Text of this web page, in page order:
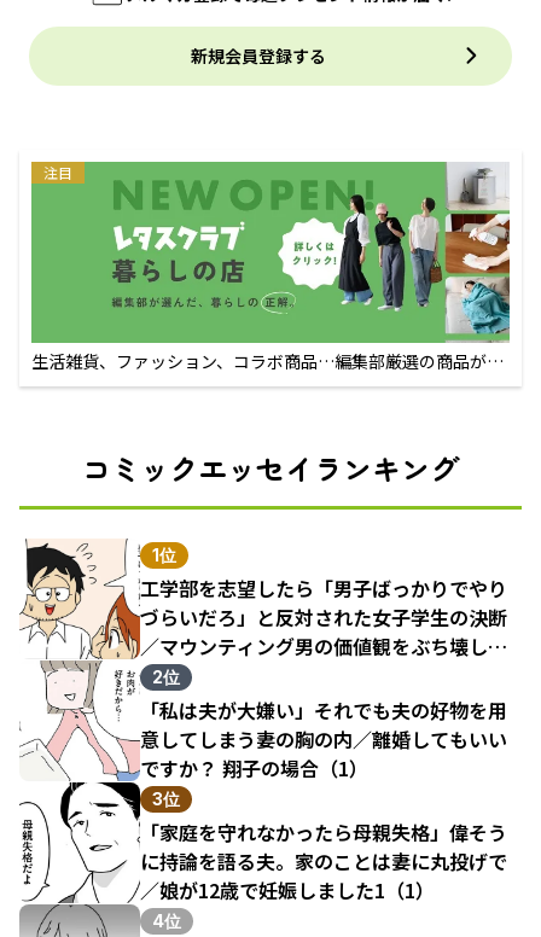
新規会員登録する
注目
生活雑貨、ファッション、コラボ商品…編集部厳選の商品が買
えるECサイト
コミックエッセイランキング
1位
工学部を志望したら「男子ばっかりでやり
づらいだろ」と反対された女子学生の決断
／マウンティング男の価値観をぶち壊した
結果（1）
2位
「私は夫が大嫌い」それでも夫の好物を用
意してしまう妻の胸の内／離婚してもいい
ですか？ 翔子の場合（1）
3位
「家庭を守れなかったら母親失格」偉そう
に持論を語る夫。家のことは妻に丸投げで
／娘が12歳で妊娠しました1（1）
4位